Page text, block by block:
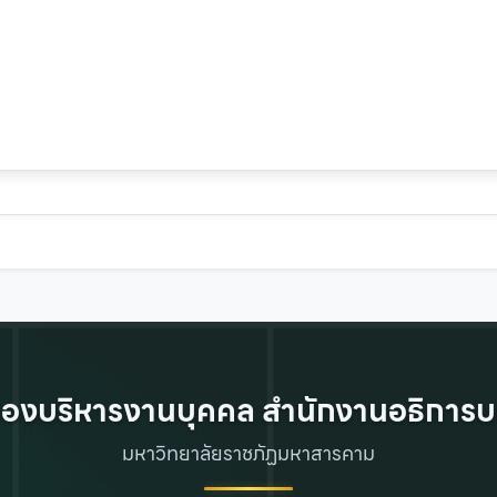
งบริหารงานบุคคล สำนักงานอธิการ
มหาวิทยาลัยราชภัฏมหาสารคาม